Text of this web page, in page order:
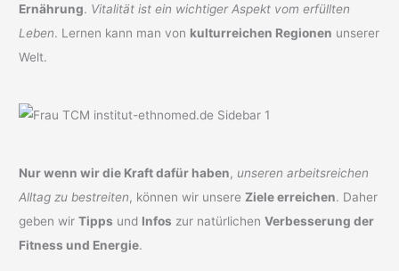
Ernährung. Vitalität ist ein wichtiger Aspekt vom erfüllten
Leben. Lernen kann man von kulturreichen Regionen unserer
Welt.
Nur wenn wir die Kraft dafür haben, unseren arbeitsreichen
Alltag zu bestreiten, können wir unsereZiele erreichen. Daher
geben wirTipps und Infos zur natürlichenVerbesserung der
Fitness und Energie.